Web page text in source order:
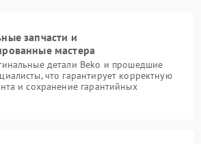
запчасти и
мастера
детали Beko и прошедшие
что гарантирует корректную
и сохранение гарантийных